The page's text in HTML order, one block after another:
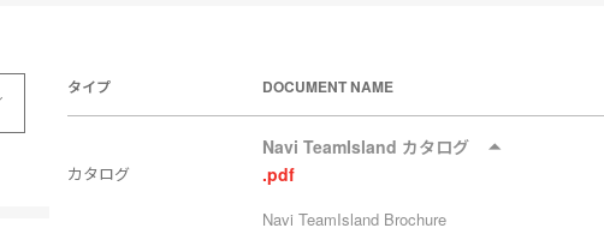
タイプ DOCUMENT NAME
カタログ
Navi TeamIsland カタログ
.pdf
Navi TeamIsland Brochure